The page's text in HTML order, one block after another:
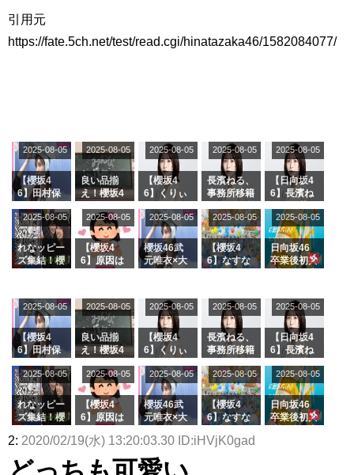
引用元
https://fate.5ch.net/test/read.cgi/hinatazaka46/1582084077/
【櫻坂4
6】田村保
ージを脱い
でいた理由
2025-08-05
良い品揃
え！櫻坂4
グル『Mak
e or Brea
k』オフィ
シャルグッ
ズ絶賛販売
2025-08-05
【櫻坂4
6】くりぃ
の2人を手
玉に取る大
沼晶保【く
りぃむナン
タラ】
2025-08-05
長濱ねる、
事務所移籍
属を発表
2025-08-05
【日向坂4
6】長濱ね
ら移籍しフ
ラーム所属
に。これで
事務所に所
属している
がこちら
2025-08-05
れなッピー
ズ集結！櫻
理子、8/6
「ラヴィッ
ト！」水曜
スタジオ出
演決定
2025-08-05
【櫻坂4
6】原因は
uddiesを
ざわつかせ
る...
2025-08-05
櫻坂46武
元唯衣×大
カップお姉
さんに恐怖
【くりぃむ
ナンタラ】
2025-08-05
【櫻坂4
6】なすな
2曲目っ
て...【ラヴ
ィット 東
京ドーム公
演】
2025-08-05
日向坂46
卒業後初共
師匠オード
リー若林さ
んと再会し
た結果･･･
【激レアさ
きた。】
2025-08-05
【櫻坂4
6】田村保
ージを脱い
でいた理由
2025-08-05
良い品揃
え！櫻坂4
グル『Mak
e or Brea
k』オフィ
シャルグッ
ズ絶賛販売
受付中
2025-08-05
【櫻坂4
6】くりぃ
の2人を手
玉に取る大
沼晶保【く
りぃむナン
タラ】
2025-08-05
長濱ねる、
事務所移籍
属を発表
2025-08-05
【日向坂4
6】長濱ね
ら移籍しフ
ラーム所属
に。これで
事務所に所
属している
2025-08-05
れなッピー
ズ集結！櫻
麗奈×遠藤
「ラヴィッ
2025-08-05
【櫻坂4
6】原因は
大園玲、B
ざわつかせ
2025-08-05
櫻坂46武
元唯衣×大
風呂場のE
カップお姉
さんに恐怖
2025-08-05
【櫻坂4
6】なすな
が号泣した
2025-08-05
日向坂46
卒業後初共
2025-08-05
2: 2020/02/19(水) 13:20:03.30 ID:iHVjK0gad